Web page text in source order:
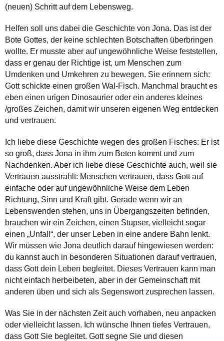
(neuen) Schritt auf dem Lebensweg.
Helfen soll uns dabei die Geschichte von Jona. Das ist der
Bote Gottes, der keine schlechten Botschaften überbringen
wollte. Er musste aber auf ungewöhnliche Weise feststellen,
dass er genau der Richtige ist, um Menschen zum
Umdenken und Umkehren zu bewegen. Sie erinnern sich:
Gott schickte einen großen Wal-Fisch. Manchmal braucht es
eben einen urigen Dinosaurier oder ein anderes kleines
/großes Zeichen, damit wir unseren eigenen Weg entdecken
und vertrauen.
Ich liebe diese Geschichte wegen des großen Fisches: Er ist
so groß, dass Jona in ihm zum Beten kommt und zum
Nachdenken. Aber ich liebe diese Geschichte auch, weil sie
Vertrauen ausstrahlt: Menschen vertrauen, dass Gott auf
einfache oder auf ungewöhnliche Weise dem Leben
Richtung, Sinn und Kraft gibt. Gerade wenn wir an
Lebenswenden stehen, uns in Übergangszeiten befinden,
brauchen wir ein Zeichen, einen Stupser, vielleicht sogar
einen „Unfall“, der unser Leben in eine andere Bahn lenkt.
Wir müssen wie Jona deutlich darauf hingewiesen werden:
du kannst auch in besonderen Situationen darauf vertrauen,
dass Gott dein Leben begleitet. Dieses Vertrauen kann man
nicht einfach herbeibeten, aber in der Gemeinschaft mit
anderen üben und sich als Segenswort zusprechen lassen.
Was Sie in der nächsten Zeit auch vorhaben, neu anpacken
oder vielleicht lassen. Ich wünsche Ihnen tiefes Vertrauen,
dass Gott Sie begleitet. Gott segne Sie und diesen